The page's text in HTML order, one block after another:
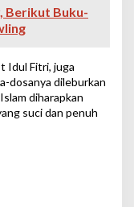
Berikut Buku-
Idul Fitri, juga
dosanya dileburkan
diharapkan
suci dan penuh